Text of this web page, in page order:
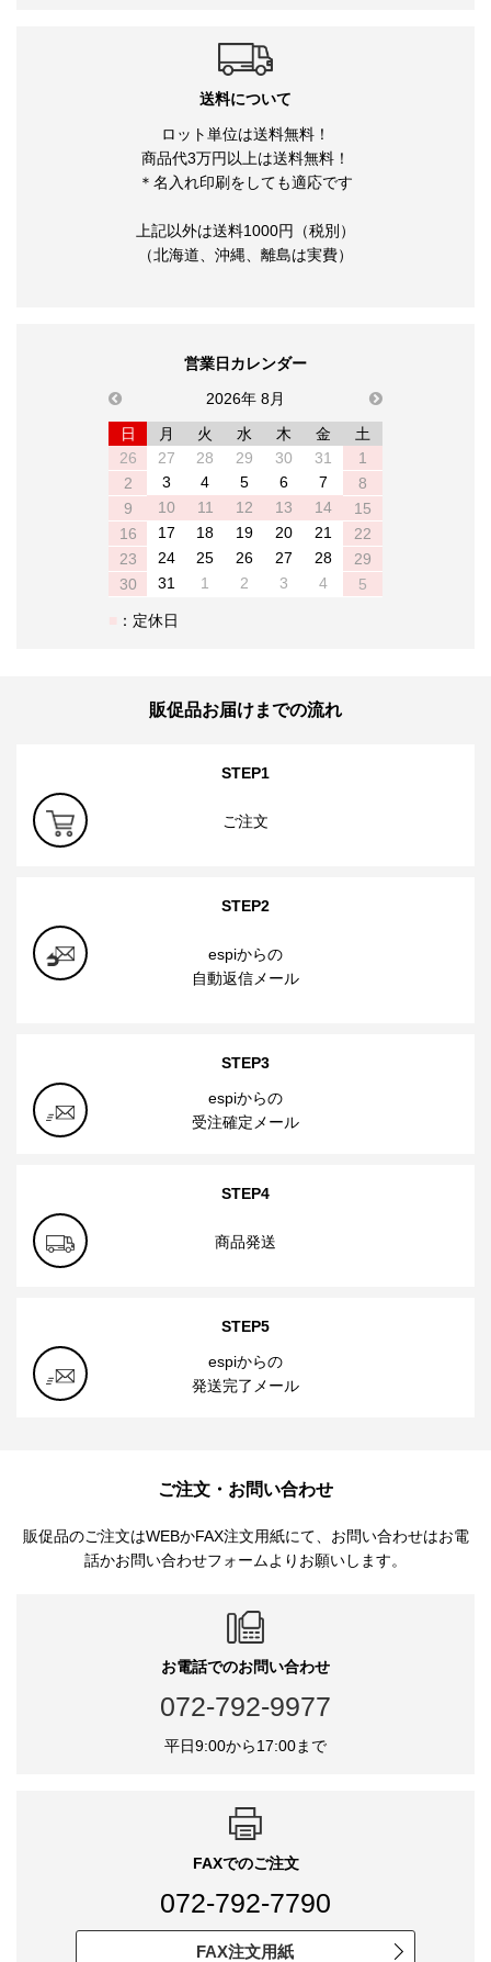
送料について
ロット単位は送料無料！
商品代3万円以上は送料無料！
＊名入れ印刷をしても適応です
上記以外は送料1000円（税別）
（北海道、沖縄、離島は実費）
営業日カレンダー
previous
2026年 8月
next
日
月 火 水 木 金
土
26
27 28 29 30 31
1
2
3 4 5 6 7
8
9
10 11 12 13 14
15
16
17 18 19 20 21
22
23
24 25 26 27 28
29
30
31 1 2 3 4 5
：定休日
販促品お届けまでの流れ
STEP1
ご注文
STEP2
espiからの
自動返信メール
STEP3
espiからの
受注確定メール
STEP4
商品発送
STEP5
espiからの
発送完了メール
ご注文・お問い合わせ
販促品のご注文はWEBかFAX注文用紙にて、お問い合わせはお電
話かお問い合わせフォームよりお願いします。
お電話でのお問い合わせ
072-792-9977
平日9:00から17:00まで
FAXでのご注文
072-792-7790
FAX注文用紙